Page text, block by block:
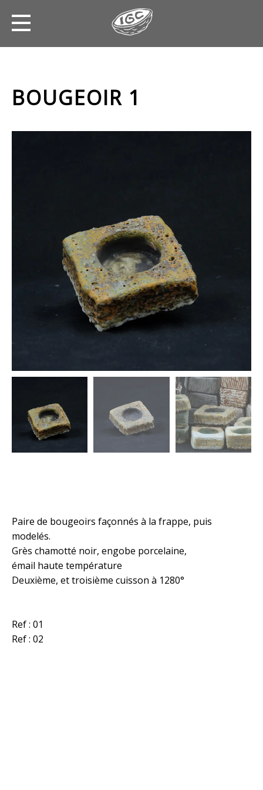
BOUGEOIR 1
Paire de bougeoirs façonnés à la frappe, puis
modelés.
Grès chamotté noir, engobe porcelaine,
émail haute température
Deuxième, et troisième cuisson à 1280°
Ref : 01
Ref : 02